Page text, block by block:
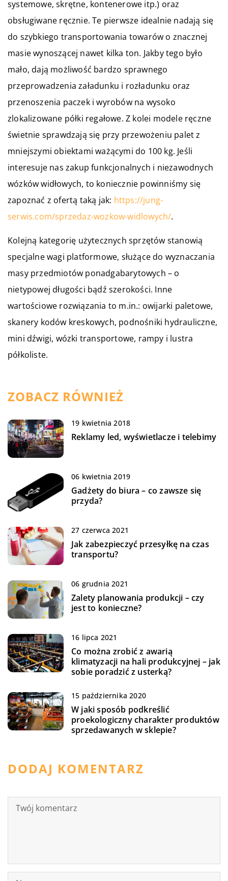
systemowe, skrętne, kontenerowe itp.) oraz
obsługiwane ręcznie. Te pierwsze idealnie nadają się
do szybkiego transportowania towarów o znacznej
masie wynoszącej nawet kilka ton. Jakby tego było
mało, dają możliwość bardzo sprawnego
przeprowadzenia załadunku i rozładunku oraz
przenoszenia paczek i wyrobów na wysoko
zlokalizowane półki regałowe. Z kolei modele ręczne
świetnie sprawdzają się przy przewożeniu palet z
mniejszymi obiektami ważącymi do 100 kg. Jeśli
interesuje nas zakup funkcjonalnych i niezawodnych
wózków widłowych, to koniecznie powinniśmy się
zapoznać z ofertą taką jak: https://jung-
serwis.com/sprzedaz-wozkow-widlowych/.
Kolejną kategorię użytecznych sprzętów stanowią
specjalne wagi platformowe, służące do wyznaczania
masy przedmiotów ponadgabarytowych – o
nietypowej długości bądź szerokości. Inne
wartościowe rozwiązania to m.in.: owijarki paletowe,
skanery kodów kreskowych, podnośniki hydrauliczne,
mini dźwigi, wózki transportowe, rampy i lustra
półkoliste.
ZOBACZ RÓWNIEŻ
19 kwietnia 2018
Reklamy led, wyświetlacze i telebimy
06 kwietnia 2019
Gadżety do biura – co zawsze się
przyda?
27 czerwca 2021
Jak zabezpieczyć przesyłkę na czas
transportu?
06 grudnia 2021
Zalety planowania produkcji – czy
jest to konieczne?
16 lipca 2021
Co można zrobić z awarią
klimatyzacji na hali produkcyjnej – jak
sobie poradzić z usterką?
15 października 2020
W jaki sposób podkreślić
proekologiczny charakter produktów
sprzedawanych w sklepie?
DODAJ KOMENTARZ